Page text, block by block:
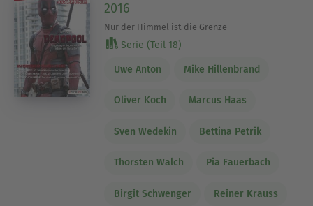
2016
Nur der Himmel ist die Grenze
Serie (Teil 18)
Uwe Anton Mike Hillenbrand
Oliver Koch Marcus Haas
Sven Wedekin Bettina Petrik
Thorsten Walch Pia Fauerbach
Birgit Schwenger Reiner Krauss